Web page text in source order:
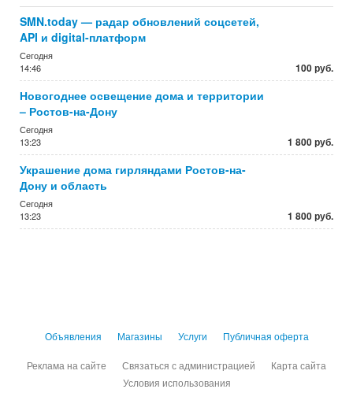
SMN.today — радар обновлений соцсетей,
API и digital-платформ
Сегодня
14:46
100 руб.
Новогоднее освещение дома и территории
– Ростов-на-Дону
Сегодня
13:23
1 800 руб.
Украшение дома гирляндами Ростов-на-
Дону и область
Сегодня
13:23
1 800 руб.
Объявления Магазины Услуги Публичная оферта
Реклама на сайте Связаться с администрацией
Карта сайта
Условия использования